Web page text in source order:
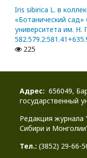
Iris sibirica L. в
«Ботанический сад»
университета им.
225
Адрес: 656049,
государственный
Редакция
Сибири и
Тел.: (3852) 29-66-